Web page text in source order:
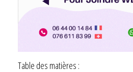
Table des matières :